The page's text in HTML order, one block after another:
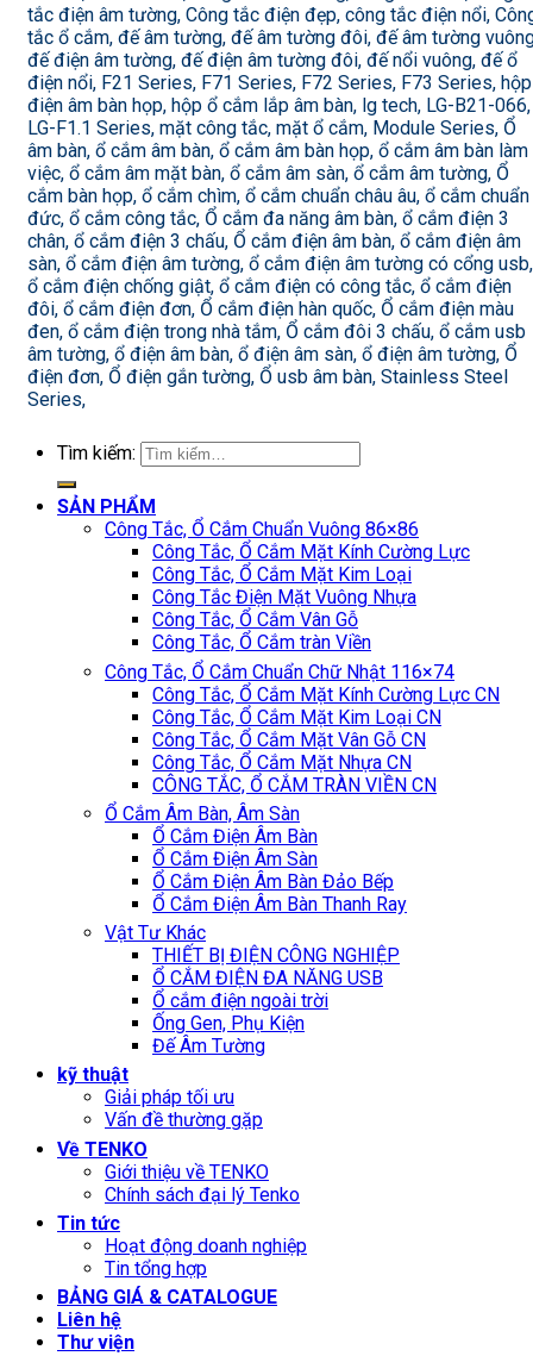
tắc điện âm tường, Công tắc điện đẹp, công tắc điện nổi,
tắc ổ cắm, đế âm tường, đế âm tường đôi, đế âm tường
đế điện âm tường, đế điện âm tường đôi, đế nổi vuông, đế ổ
điện nổi, F21 Series, F71 Series, F72 Series, F73 Series, hộp
điện âm bàn họp, hộp ổ cắm lắp âm bàn, lg tech, LG-B21-066,
LG-F1.1 Series, mặt công tắc, mặt ổ cắm, Module Series, Ổ
âm bàn, ổ cắm âm bàn, ổ cắm âm bàn họp, ổ cắm âm bàn làm
việc, ổ cắm âm mặt bàn, ổ cắm âm sàn, ổ cắm âm tường, Ổ
cắm bàn họp, ổ cắm chìm, ổ cắm chuẩn châu âu, ổ cắm chuẩn
đức, ổ cắm công tắc, Ổ cắm đa năng âm bàn, ổ cắm điện 3
chân, ổ cắm điện 3 chấu, Ổ cắm điện âm bàn, ổ cắm điện âm
sàn, ổ cắm điện âm tường, ổ cắm điện âm tường có cổng usb,
ổ cắm điện chống giật, ổ cắm điện có công tắc, ổ cắm điện
đôi, ổ cắm điện đơn, Ổ cắm điện hàn quốc, Ổ cắm điện màu
đen, ổ cắm điện trong nhà tắm, Ổ cắm đôi 3 chấu, ổ cắm usb
âm tường, ổ điện âm bàn, ổ điện âm sàn, ổ điện âm tường, Ổ
điện đơn, Ổ điện gắn tường, Ổ usb âm bàn, Stainless Steel
Series,
Tìm kiếm:
SẢN PHẨM
Công Tắc, Ổ Cắm Chuẩn Vuông 86×86
Công Tắc, Ổ Cắm Mặt Kính Cường Lực
Công Tắc, Ổ Cắm Mặt Kim Loại
Công Tắc Điện Mặt Vuông Nhựa
Công Tắc, Ổ Cắm Vân Gỗ
Công Tắc, Ổ Cắm tràn Viền
Công Tắc, Ổ Cắm Chuẩn Chữ Nhật 116×74
Công Tắc, Ổ Cắm Mặt Kính Cường Lực CN
Công Tắc, Ổ Cắm Mặt Kim Loại CN
Công Tắc, Ổ Cắm Mặt Vân Gỗ CN
Công Tắc, Ổ Cắm Mặt Nhựa CN
CÔNG TẮC, Ổ CẮM TRÀN VIỀN CN
Ổ Cắm Âm Bàn, Âm Sàn
Ổ Cắm Điện Âm Bàn
Ổ Cắm Điện Âm Sàn
Ổ Cắm Điện Âm Bàn Đảo Bếp
Ổ Cắm Điện Âm Bàn Thanh Ray
Vật Tư Khác
THIẾT BỊ ĐIỆN CÔNG NGHIỆP
Ổ CẮM ĐIỆN ĐA NĂNG USB
Ổ cắm điện ngoài trời
Ống Gen, Phụ Kiện
Đế Âm Tường
kỹ thuật
Giải pháp tối ưu
Vấn đề thường gặp
Về TENKO
Giới thiệu về TENKO
Chính sách đại lý Tenko
Tin tức
Hoạt động doanh nghiệp
Tin tổng hợp
BẢNG GIÁ & CATALOGUE
Liên hệ
Thư viện